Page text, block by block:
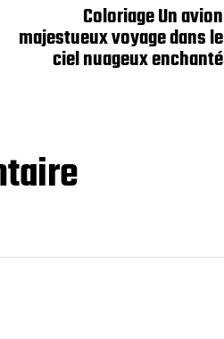
Coloriage Un avion
majestueux voyage dans le
ciel nuageux enchanté